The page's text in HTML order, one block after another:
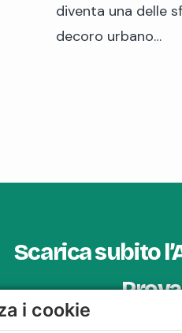
diventa una delle
decoro urbano…
Scarica subito
i cookie